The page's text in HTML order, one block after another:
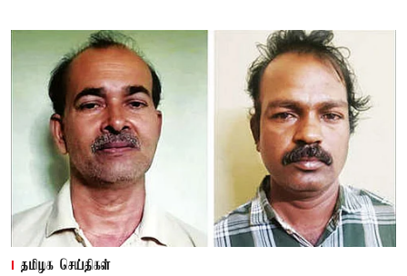
தமிழக செய்திகள்